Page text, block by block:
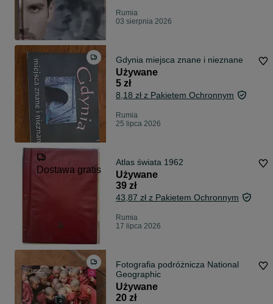
Rumia
03 sierpnia 2026
Gdynia miejsca znane i nieznane
Używane
5 zł
8,18 zł z Pakietem Ochronnym
Rumia
25 lipca 2026
Dostawa gratis
Atlas świata 1962
Używane
39 zł
43,87 zł z Pakietem Ochronnym
Rumia
17 lipca 2026
Fotografia podróżnicza National
Geographic
Używane
20 zł